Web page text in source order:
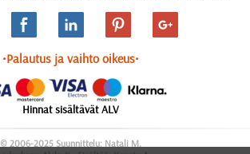
•Palautus ja vaihto oikeus•
Hinnat sisältävät ALV
© 2006-2025 Suunnittelu: Natali M.